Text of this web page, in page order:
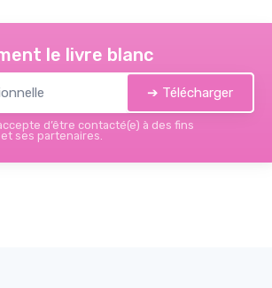
le livre blanc
➔ Télécharger
d’être contacté(e) à des fins
et ses partenaires.